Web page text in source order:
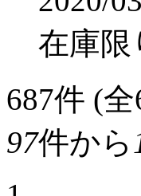
ティ
CD ～
¥3,300